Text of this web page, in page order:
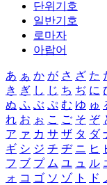
단위기호
일반기호
로마자
아랍어
あ ぁ か が さ ざ た
き ぎ し じ ち ぢ に
ぬ ふ ぶ ぷ む ゆ ゅ
れ お ぉ こ ご そ ぞ
ア ァ カ サ ザ タ ダ
ギ シ ジ チ ヂ ニ ヒ
フ ブ プ ム ユ ュ ル
ォ コ ゴ ソ ゾ ト ド